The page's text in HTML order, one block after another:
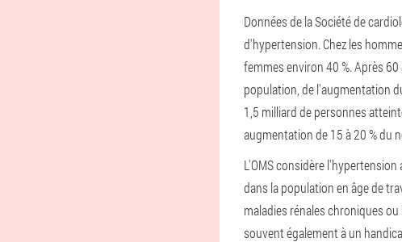
Données de la Société de
d'hypertension. Chez les
femmes environ 40 %. Après
population, de l'augmentation
1,5 milliard de personnes
augmentation de 15 à 20 % du
L'OMS considère
dans la population en âge de
maladies rénales chroniques
souvent également à un